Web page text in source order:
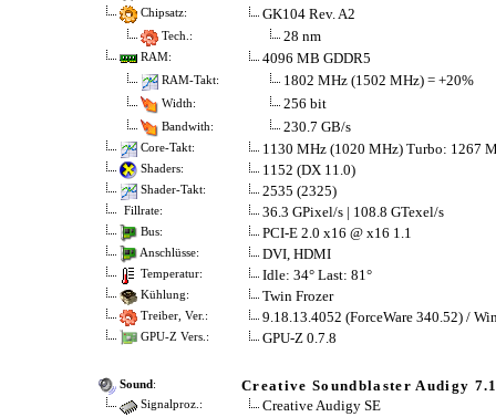
Chipsatz: GK104 Rev. A2
Tech.: 28 nm
RAM: 4096 MB GDDR5
RAM-Takt: 1802 MHz (1502 MHz) = +20%
Width: 256 bit
Bandwith: 230.7 GB/s
Core-Takt: 1130 MHz (1020 MHz) Turbo: 1267
Shaders: 1152 (DX 11.0)
Shader-Takt: 2535 (2325)
Fillrate: 36.3 GPixel/s | 108.8 GTexel/s
Bus: PCI-E 2.0 x16 @ x16 1.1
Anschlüsse: DVI, HDMI
Temperatur: Idle: 34° Last: 81°
Kühlung: Twin Frozer
Treiber, Ver.: 9.18.13.4052 (ForceWare 340.52) /
GPU-Z Vers.: GPU-Z 0.7.8
Sound: Creative Soundblaster Audigy
Signalproz.: Creative Audigy SE